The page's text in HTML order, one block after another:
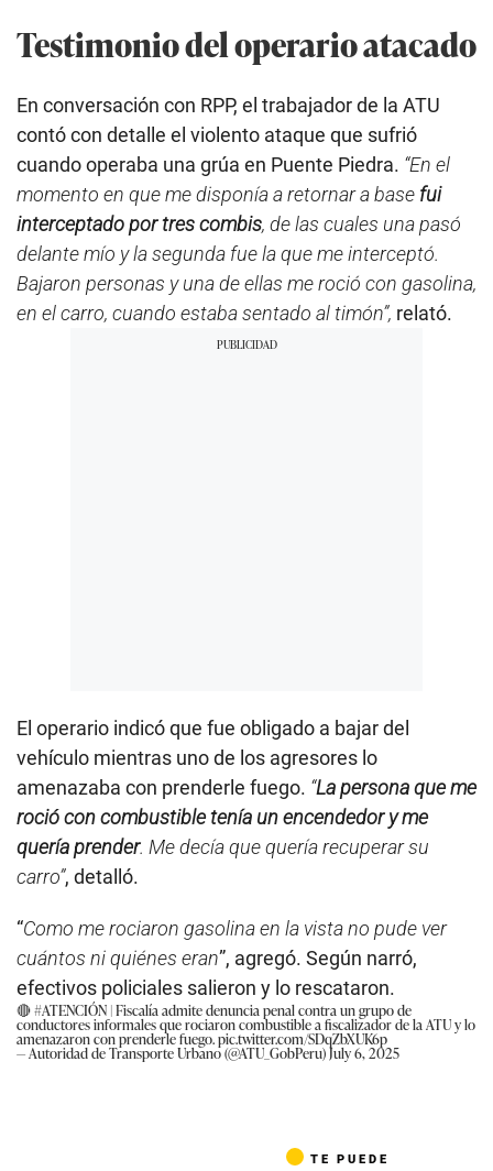
Testimonio del operario atacado
En conversación con RPP, el trabajador de la ATU
contó con detalle el violento ataque que sufrió
cuando operaba una grúa en Puente Piedra. “En el
momento en que me disponía a retornar a base fui
interceptado por tres combis, de las cuales una pasó
delante mío y la segunda fue la que me interceptó.
Bajaron personas y una de ellas me roció con gasolina,
en el carro, cuando estaba sentado al timón”, relató.
El operario indicó que fue obligado a bajar del
vehículo mientras uno de los agresores lo
amenazaba con prenderle fuego. “La persona que me
roció con combustible tenía un encendedor y me
quería prender. Me decía que quería recuperar su
carro”, detalló.
“Como me rociaron gasolina en la vista no pude ver
cuántos ni quiénes eran”, agregó. Según narró,
efectivos policiales salieron y lo rescataron.
🔴#ATENCIÓN | Fiscalía admite denuncia penal contra un grupo de
conductores informales que rociaron combustible a fiscalizador de la ATU y lo
amenazaron con prenderle fuego.pic.twitter.com/SDqZbXUK6p
— Autoridad de Transporte Urbano (@ATU_GobPeru)July 6, 2025
TE PUEDE